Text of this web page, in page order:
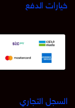
خيارات الدفع
السجل التجاري